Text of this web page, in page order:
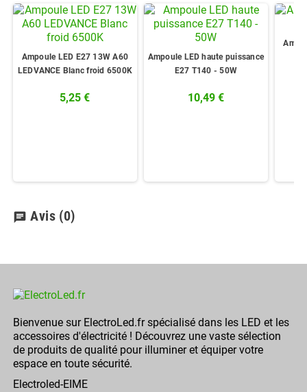
Ampoule LED E27 13W A60
LEDVANCE Blanc froid 6500K
5,25 €
Ampoule LED haute puissance
E27 T140 - 50W
10,49 €
chat Avis (0)
Bienvenue sur ElectroLed.fr spécialisé dans les LED et les
accessoires d'électricité ! Découvrez une vaste sélection
de produits de qualité pour illuminer et équiper votre
espace en toute sécurité.
Electroled-EIME